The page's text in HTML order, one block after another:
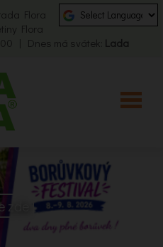
Flora
Flora
| Dnes má svátek: Lada